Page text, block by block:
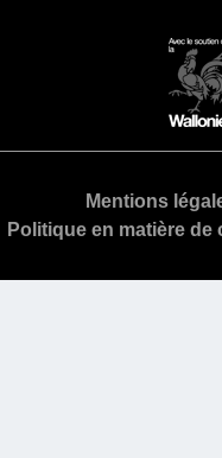
Mentions
Politique en matière de